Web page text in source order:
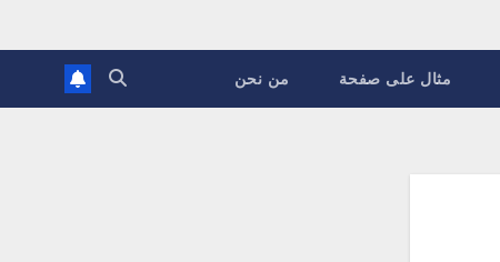
مثال على صفحة من نحن